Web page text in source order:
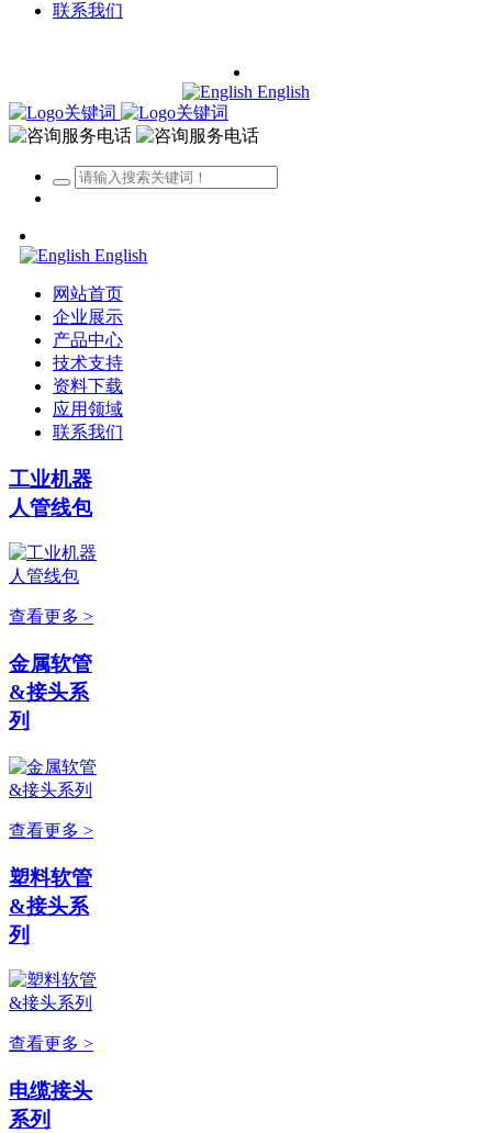
联系我们
English
English
网站首页
企业展示
产品中心
技术支持
资料下载
应用领域
联系我们
工业机器
人管线包
查看更多 >
金属软管
&接头系
列
查看更多 >
塑料软管
&接头系
列
查看更多 >
电缆接头
系列